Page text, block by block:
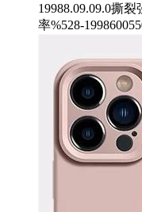
19988.09.09.0撕
率%528-